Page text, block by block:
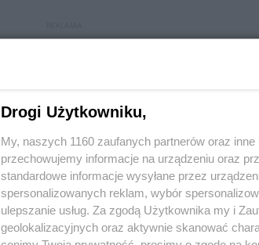
REKLAMA
Drogi Użytkowniku,
My, naszych 1160 zaufanych partnerów oraz
przechowujemy informacje na urządzeniu oraz
standardowe informacje wysyłane przez
spersonalizowanych reklam, wybór
ulepszanie usług. Za zgodą Użytkownika my i
geolokalizacyjnych oraz aktywnie skanować